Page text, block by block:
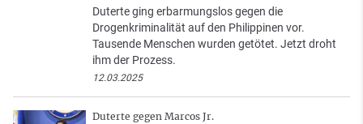
Duterte ging erbarmungslos gegen die
Drogenkriminalität auf den Philippinen vor.
Tausende Menschen wurden getötet. Jetzt droht
ihm der Prozess.
12.03.2025
Duterte gegen Marcos Jr.